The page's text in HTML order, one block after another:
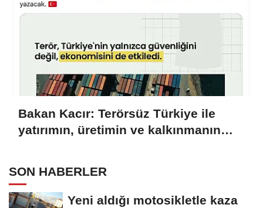
Bakan Kacır: Terörsüz Türkiye ile
yatırımın, üretimin ve kalkınmanın
SON HABERLER
Yeni aldığı motosikletle kaza